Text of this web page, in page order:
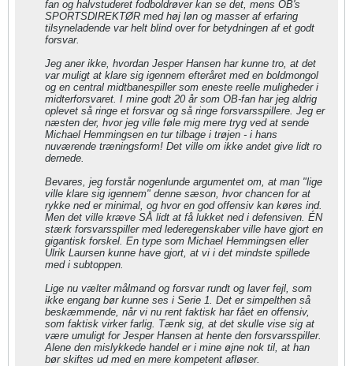
fan og halvstuderet fodboldrøver kan se det, mens OB's
SPORTSDIREKTØR med høj løn og masser af erfaring
tilsyneladende var helt blind over for betydningen af et godt
forsvar.
Jeg aner ikke, hvordan Jesper Hansen har kunne tro, at det
var muligt at klare sig igennem efteråret med en boldmongol
og en central midtbanespiller som eneste reelle muligheder i
midterforsvaret. I mine godt 20 år som OB-fan har jeg aldrig
oplevet så ringe et forsvar og så ringe forsvarsspillere. Jeg er
næsten der, hvor jeg ville føle mig mere tryg ved at sende
Michael Hemmingsen en tur tilbage i trøjen - i hans
nuværende træningsform! Det ville om ikke andet give lidt ro
dernede.
Bevares, jeg forstår nogenlunde argumentet om, at man "lige
ville klare sig igennem" denne sæson, hvor chancen for at
rykke ned er minimal, og hvor en god offensiv kan køres ind.
Men det ville kræve SÅ lidt at få lukket ned i defensiven. ÉN
stærk forsvarsspiller med lederegenskaber ville have gjort en
gigantisk forskel. En type som Michael Hemmingsen eller
Ulrik Laursen kunne have gjort, at vi i det mindste spillede
med i subtoppen.
Lige nu vælter målmand og forsvar rundt og laver fejl, som
ikke engang bør kunne ses i Serie 1. Det er simpelthen så
beskæmmende, når vi nu rent faktisk har fået en offensiv,
som faktisk virker farlig. Tænk sig, at det skulle vise sig at
være umuligt for Jesper Hansen at hente den forsvarsspiller.
Alene den mislykkede handel er i mine øjne nok til, at han
bør skiftes ud med en mere kompetent afløser.